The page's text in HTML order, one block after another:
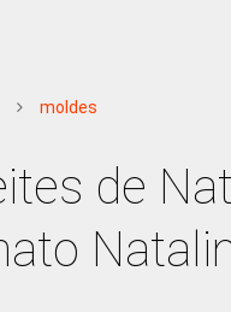
moldes
de